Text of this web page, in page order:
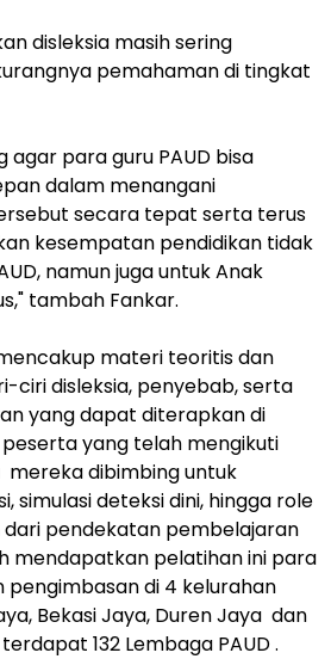
disleksia masih sering
pemahaman di tingkat
agar para guru PAUD bisa
dalam menangani
secara tepat serta terus
kesempatan pendidikan tidak
namun juga untuk Anak
tambah Fankar.
materi teoritis dan
ciri disleksia, penyebab, serta
yang dapat diterapkan di
peserta yang telah mengikuti
mereka dibimbing untuk
simulasi deteksi dini, hingga role
dari pendekatan pembelajaran
mendapatkan pelatihan ini para
pengimbasan di 4 kelurahan
Bekasi Jaya, Duren Jaya dan
132 Lembaga PAUD .